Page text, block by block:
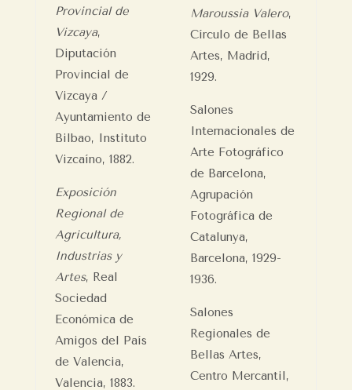
Provincial de
Vizcaya,
Diputación
Provincial de
Vizcaya /
Ayuntamiento de
Bilbao, Instituto
Vizcaíno, 1882.
Exposición
Regional de
Agricultura,
Industrias y
Artes, Real
Sociedad
Económica de
Amigos del País
de Valencia,
Valencia, 1883.
Maroussia Valero,
Círculo de Bellas
Artes, Madrid,
1929.
Salones
Internacionales de
Arte Fotográfico
de Barcelona,
Agrupación
Fotográfica de
Catalunya,
Barcelona, 1929-
1936.
Salones
Regionales de
Bellas Artes,
Centro Mercantil,